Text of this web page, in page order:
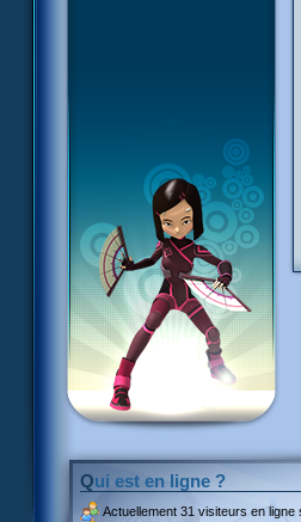
Qui est en ligne ?
Actuellement 31 visiteurs en ligne